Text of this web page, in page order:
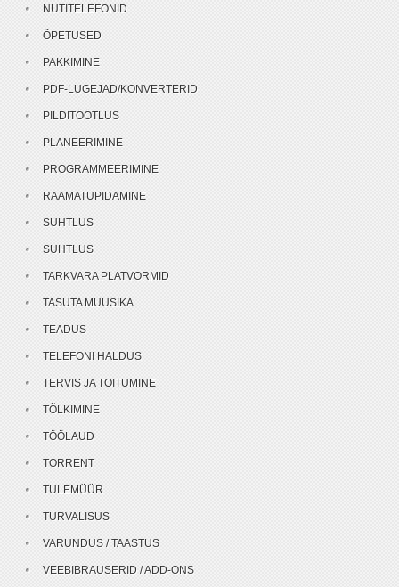
NUTITELEFONID
ÕPETUSED
PAKKIMINE
PDF-LUGEJAD/KONVERTERID
PILDITÖÖTLUS
PLANEERIMINE
PROGRAMMEERIMINE
RAAMATUPIDAMINE
SUHTLUS
SUHTLUS
TARKVARA PLATVORMID
TASUTA MUUSIKA
TEADUS
TELEFONI HALDUS
TERVIS JA TOITUMINE
TÕLKIMINE
TÖÖLAUD
TORRENT
TULEMÜÜR
TURVALISUS
VARUNDUS / TAASTUS
VEEBIBRAUSERID / ADD-ONS